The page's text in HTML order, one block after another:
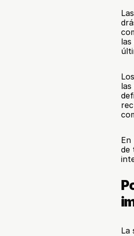
En
de
La